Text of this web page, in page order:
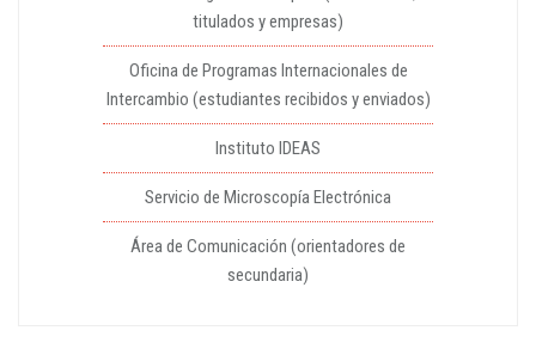
titulados y empresas)
Oficina de Programas Internacionales de
Intercambio (estudiantes recibidos y enviados)
Instituto IDEAS
Servicio de Microscopía Electrónica
Área de Comunicación (orientadores de
secundaria)